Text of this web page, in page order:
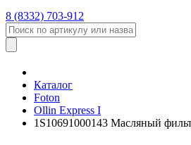
8 (8332) 703-912
Каталог
Foton
Оllin Express I
1S10691000143 Масляный